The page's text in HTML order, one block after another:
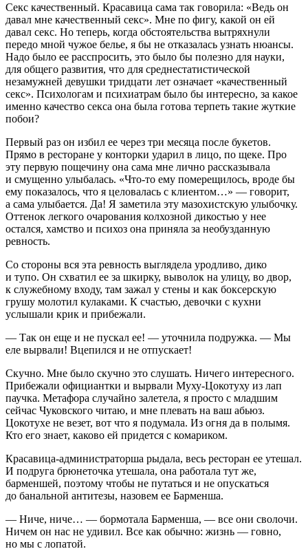
Секс качественный. Красавица сама так говорила: «Ведь он
давал мне качественный секс». Мне по фигу, какой он ей
давал секс. Но теперь, когда обстоятельства вытряхнули
передо мной чужое белье, я бы не отказалась узнать нюансы.
Надо было ее расспросить, это было бы полезно для науки,
для общего развития, что для среднестатистической
незамужней девушки тридцати лет означает «качественный
секс». Психологам и психиатрам было бы интересно, за какое
именно качество секса она была готова терпеть такие жуткие
побои?
Первый раз он избил ее через три месяца после букетов.
Прямо в ресторане у конторки ударил в лицо, по щеке. Про
эту первую пощечину она сама мне лично рассказывала
и смущенно улыбалась. «Что-то ему померещилось, вроде бы
ему показалось, что я целовалась с клиентом…» — говорит,
а сама улыбается. Да! Я заметила эту мазохистскую улыбочку.
Оттенок легкого очарования колхозной дикостью у нее
остался, хамство и психоз она приняла за необузданную
ревность.
Со стороны вся эта ревность выглядела уродливо, дико
и тупо. Он схватил ее за шкирку, выволок на улицу, во двор,
к служебному входу, там зажал у стены и как боксерскую
грушу молотил кулаками. К счастью, девочки с кухни
услышали крик и прибежали.
— Так он еще и не пускал ее! — уточнила подружка. — Мы
еле вырвали! Вцепился и не отпускает!
Скучно. Мне было скучно это слушать. Ничего интересного.
Прибежали официантки и вырвали Муху-Цокотуху из лап
паучка. Метафора случайно залетела, я просто с младшим
сейчас Чуковского читаю, и мне плевать на ваш абьюз.
Цокотухе не везет, вот что я подумала. Из огня да в полымя.
Кто его знает, каково ей придется с комариком.
Красавица-администраторша рыдала, весь ресторан ее утешал.
И подруга брюнеточка утешала, она работала тут же,
барменшей, поэтому чтобы не путаться и не опускаться
до банальной антитезы, назовем ее Барменша.
— Ниче, ниче… — бормотала Барменша, — все они сволочи.
Ничем он нас не удивил. Все как обычно: жизнь — говно,
но мы с лопатой.